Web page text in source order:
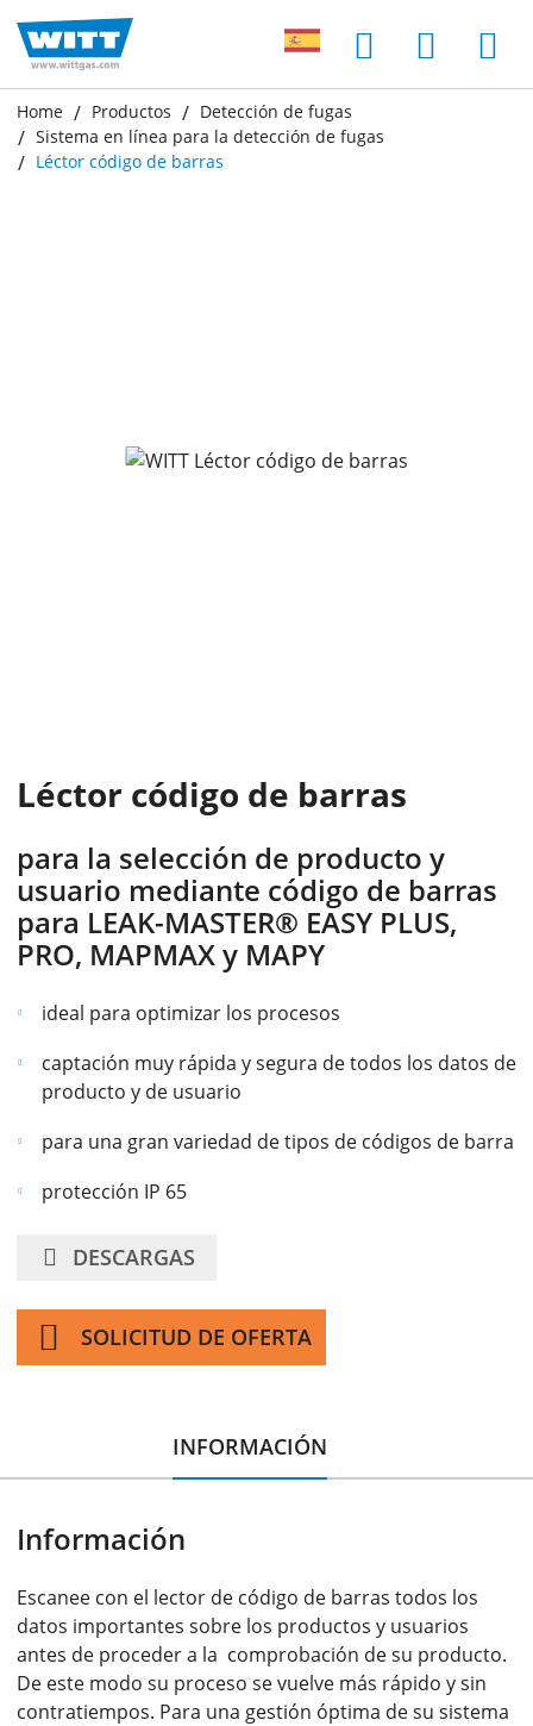
Home Productos
Detección de fugas
Sistema en línea para la detección de fugas
Léctor código de barras
Léctor código de barras
para la selección de producto y
usuario mediante código de barras
para LEAK-MASTER® EASY PLUS,
PRO, MAPMAX y MAPY
ideal para optimizar los procesos
captación muy rápida y segura de todos los datos de
producto y de usuario
para una gran variedad de tipos de códigos de barra
protección IP 65
DESCARGAS
SOLICITUD DE OFERTA
INFORMACIÓN
Información
Escanee con el lector de código de barras todos los
datos importantes sobre los productos y usuarios
antes de proceder a la comprobación de su producto.
De este modo su proceso se vuelve más rápido y sin
contratiempos. Para una gestión óptima de su sistema